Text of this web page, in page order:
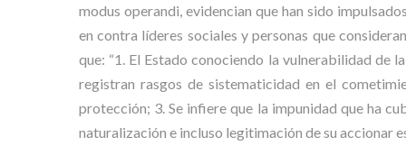
modus operandi, evidencian que han sido
en contra líderes sociales y personas que
que: “1. El Estado conociendo la vulnerabilidad de
registran rasgos de sistematicidad en el
protección; 3. Se infiere que la impunidad que ha
naturalización e incluso legitimación de su